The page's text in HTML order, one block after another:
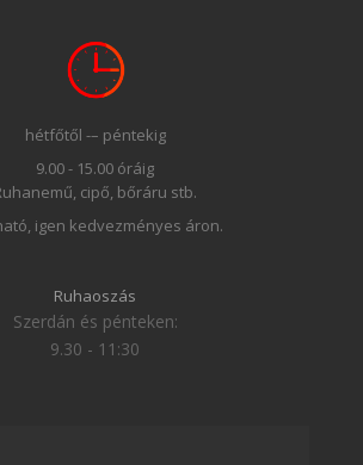
hétfőtől -– péntekig
9.00 - 15.00 óráig
cipő, bőráru stb.
igen kedvezményes áron.
Ruhaoszás
Szerdán és pénteken:
9.30 - 11:30